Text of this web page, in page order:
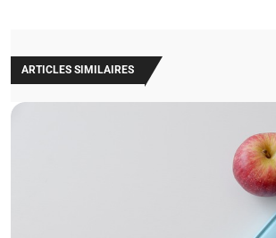
ARTICLES SIMILAIRES